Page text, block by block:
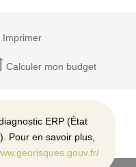
Imprimer
Calculer mon budget
ERP (État
Pour en savoir plus,